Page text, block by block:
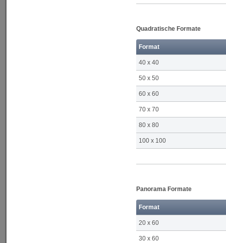
Quadratische Formate
Format
40 x 40
50 x 50
60 x 60
70 x 70
80 x 80
100 x 100
Panorama Formate
Format
20 x 60
30 x 60